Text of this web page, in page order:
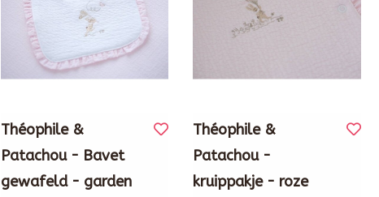
Théophile &
Patachou - Bavet
gewafeld - garden
Théophile &
Patachou -
kruippakje - roze